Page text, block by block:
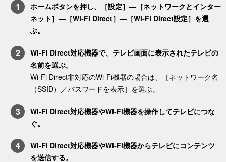
ホームボタンを押し、［設定］—［ネットワークとインター
ネット ］—［Wi‑Fi Direct］—［Wi‑Fi Direct設定］を選
ぶ。
Wi-Fi Direct対応機器で、テレビ画面に表示されたテレビの
名前を選ぶ。
Wi-Fi Direct非対応のWi-Fi機器の場合は、［ネットワーク名
（SSID）／パスワードを表示］を選ぶ。
Wi-Fi Direct対応機器やWi-Fi機器を操作してテレビにつな
ぐ。
Wi-Fi Direct対応機器やWi-Fi機器からテレビにコンテンツ
を送信する。